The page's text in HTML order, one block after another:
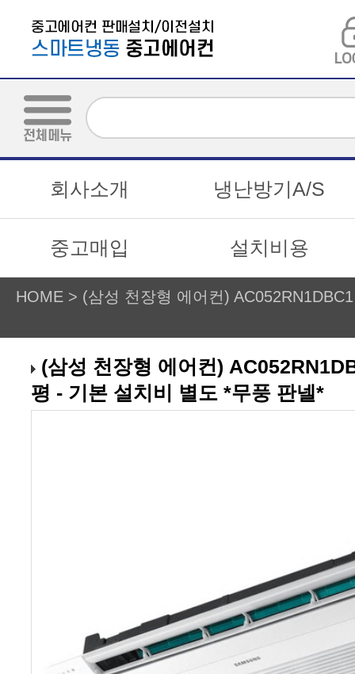
회사소개 냉난방기A/S
중고매입 설치비용
HOME >
평 - 기본 설치비 별도 *무풍 판넬*